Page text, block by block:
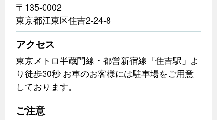
〒135-0002
東京都江東区住吉2-24-8
アクセス
東京メトロ半蔵門線・都営新宿線「住吉駅」よ
り徒歩30秒 お車のお客様には駐車場をご用意
しております。
ご注意